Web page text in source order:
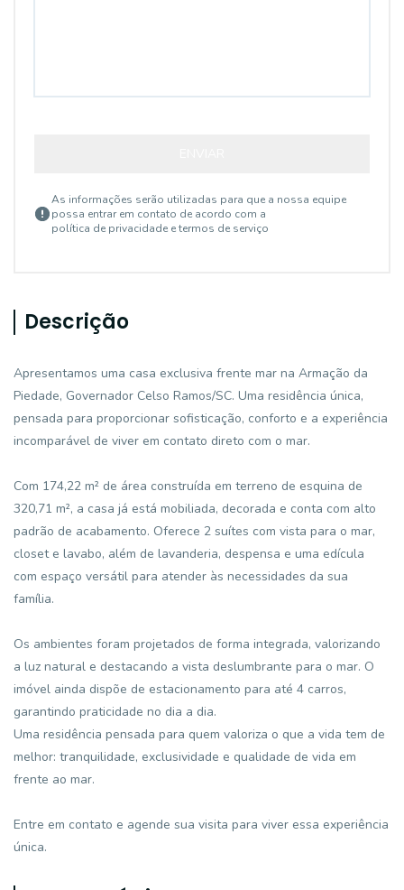
As informações serão utilizadas para que a nossa equipe
possa entrar em contato de acordo com a
política de privacidade e termos de serviço
Descrição
Apresentamos uma casa exclusiva frente mar na Armação da
Piedade, Governador Celso Ramos/SC. Uma residência única,
pensada para proporcionar sofisticação, conforto e a experiência
incomparável de viver em contato direto com o mar.
Com 174,22 m² de área construída em terreno de esquina de
320,71 m², a casa já está mobiliada, decorada e conta com alto
padrão de acabamento. Oferece 2 suítes com vista para o mar,
closet e lavabo, além de lavanderia, despensa e uma edícula
com espaço versátil para atender às necessidades da sua
família.
Os ambientes foram projetados de forma integrada, valorizando
a luz natural e destacando a vista deslumbrante para o mar. O
imóvel ainda dispõe de estacionamento para até 4 carros,
garantindo praticidade no dia a dia.
Uma residência pensada para quem valoriza o que a vida tem de
melhor: tranquilidade, exclusividade e qualidade de vida em
frente ao mar.
Entre em contato e agende sua visita para viver essa experiência
única.